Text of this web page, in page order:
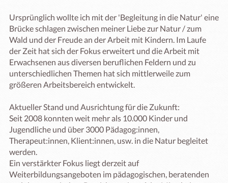
Ursprünglich wollte ich mit der 'Begleitung in die Natur' eine
Brücke schlagen zwischen meiner Liebe zur Natur / zum
Wald und der Freude an der Arbeit mit Kindern. Im Laufe
der Zeit hat sich der Fokus erweitert und die Arbeit mit
Erwachsenen aus diversen beruflichen Feldern und zu
unterschiedlichen Themen hat sich mittlerweile zum
größeren Arbeitsbereich entwickelt.
Aktueller Stand und Ausrichtung für die Zukunft:
Seit 2008 konnten weit mehr als 10.000 Kinder und
Jugendliche und über 3000 Pädagog:innen,
Therapeut:innen, Klient:innen, usw. in die Natur begleitet
werden.
Ein verstärkter Fokus liegt derzeit auf
Weiterbildungsangeboten im pädagogischen, beratenden